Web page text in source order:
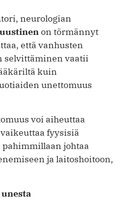
neurologian
on törmännyt
että vanhusten
selvittäminen vaatii
kuin
unettomuus
voi aiheuttaa
fyysisiä
pahimmillaan johtaa
ja laitoshoitoon,
unesta